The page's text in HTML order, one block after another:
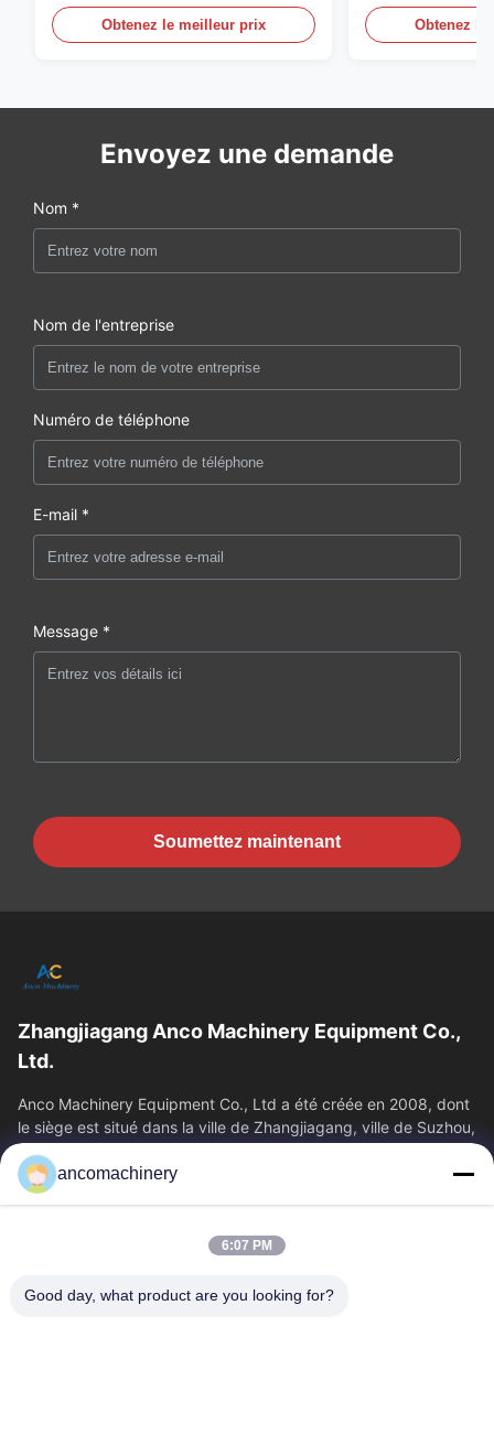
Obtenez le meilleur prix
moulage par
automatique
Obtenez
Envoyez une demande
Nom *
Nom de l'entreprise
Numéro de téléphone
E-mail *
Message *
Soumettez maintenant
Zhangjiagang Anco Machinery Equipment Co.,
Ltd.
Anco Machinery Equipment Co., Ltd a été créée en 2008, dont
le siège est situé dans la ville de Zhangjiagang, ville de Suzhou,
province du Jiangsu.
Liens Rapides
A Propos De Nous
Visite D'usine
Contrôle De La Qualité
ancomachinery
6:07 PM
Good day, what product are you looking for?